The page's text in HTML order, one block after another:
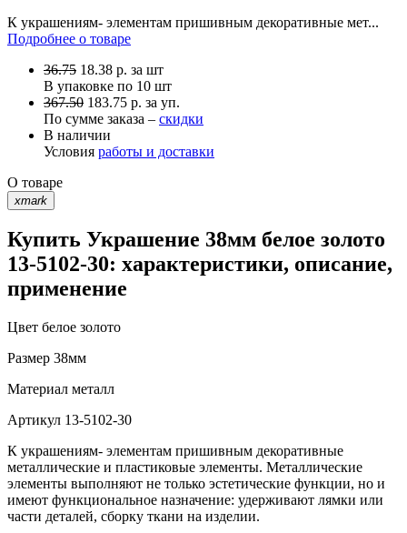
К украшениям- элементам пришивным декоративные мет...
Подробнее о товаре
36.75 18.38 р. за шт
В упаковке по 10 шт
367.50 183.75 р. за уп.
По сумме заказа – скидки
В наличии
Условия работы и доставки
О товаре
xmark
Купить Украшение 38мм белое золото
13-5102-30: характеристики, описание,
применение
Цвет белое золото
Размер 38мм
Материал металл
Артикул 13-5102-30
К украшениям- элементам пришивным декоративные
металлические и пластиковые элементы. Металлические
элементы выполняют не только эстетические функции, но и
имеют функциональное назначение: удерживают лямки или
части деталей, сборку ткани на изделии.